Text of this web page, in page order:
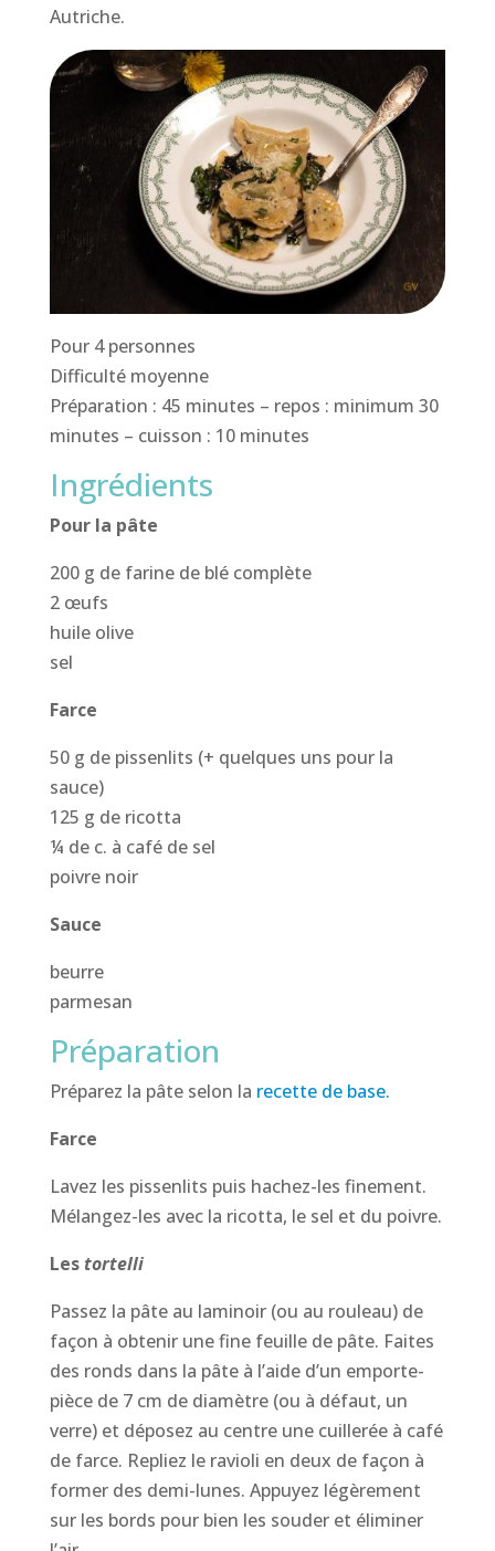
Autriche.
Pour 4 personnes
Difficulté moyenne
Préparation : 45 minutes – repos : minimum 30
minutes – cuisson : 10 minutes
Ingrédients
Pour la pâte
200 g de farine de blé complète
2 œufs
huile olive
sel
Farce
50 g de pissenlits (+ quelques uns pour la
sauce)
125 g de ricotta
¼ de c. à café de sel
poivre noir
Sauce
beurre
parmesan
Préparation
Préparez la pâte selon la recette de base.
Farce
Lavez les pissenlits puis hachez-les finement.
Mélangez-les avec la ricotta, le sel et du poivre.
Lestortelli
Passez la pâte au laminoir (ou au rouleau) de
façon à obtenir une fine feuille de pâte. Faites
des ronds dans la pâte à l’aide d’un emporte-
pièce de 7 cm de diamètre (ou à défaut, un
verre) et déposez au centre une cuillerée à café
de farce. Repliez le ravioli en deux de façon à
former des demi-lunes. Appuyez légèrement
sur les bords pour bien les souder et éliminer